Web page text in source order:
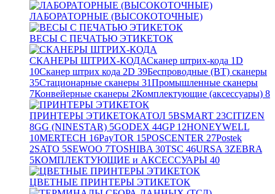
ЛАБОРАТОРНЫЕ (ВЫСОКОТОЧНЫЕ)
ВЕСЫ С ПЕЧАТЬЮ ЭТИКЕТОК
СКАНЕРЫ ШТРИХ-КОДАСканер штрих-кода 1D
10Сканер штрих кода 2D 39Беспроводные (BT) сканеры
35Стационарные сканеры 31Промышленные сканеры
7Конвейерные сканеры 2Комплектующие (аксессуары) 8
ПРИНТЕРЫ ЭТИКЕТОКАТОЛ 5BSMART 23CITIZEN
8GG (NINESTAR) 5GODEX 44GP12HONEYWELL
10MERTECH 16PayTOR 15POSCENTER 27Postek
2SATO 5SEWOO 7TOSHIBA 30TSC 46URSA 3ZEBRA
5КОМПЛЕКТУЮЩИЕ и АКСЕССУАРЫ 40
ЦВЕТНЫЕ ПРИНТЕРЫ ЭТИКЕТОК